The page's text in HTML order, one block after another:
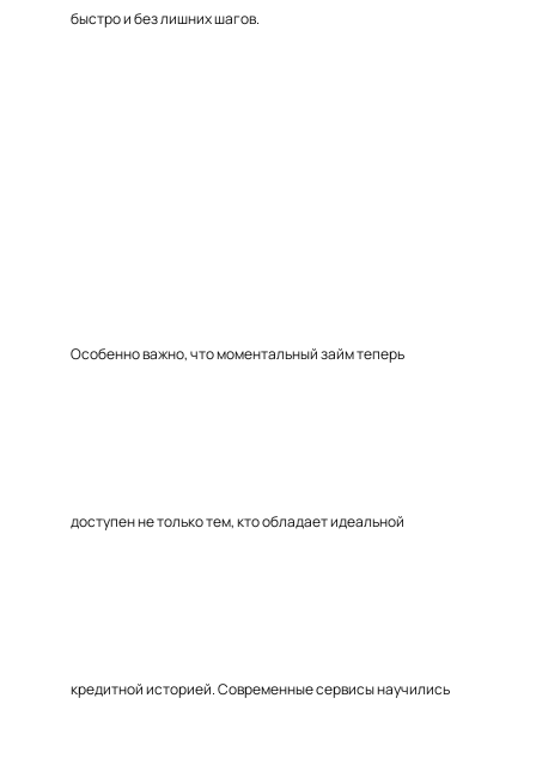
быстро и без лишних шагов.
Особенно важно, что моментальный займ теперь
доступен не только тем, кто обладает идеальной
кредитной историей. Современные сервисы научились